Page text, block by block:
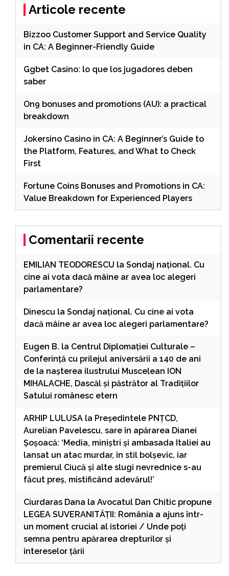
Articole recente
Bizzoo Customer Support and Service Quality
in CA: A Beginner-Friendly Guide
Ggbet Casino: lo que los jugadores deben
saber
On9 bonuses and promotions (AU): a practical
breakdown
Jokersino Casino in CA: A Beginner’s Guide to
the Platform, Features, and What to Check
First
Fortune Coins Bonuses and Promotions in CA:
Value Breakdown for Experienced Players
Comentarii recente
EMILIAN TEODORESCU la Sondaj național. Cu
cine ai vota dacă mâine ar avea loc alegeri
parlamentare?
Dinescu la Sondaj național. Cu cine ai vota
dacă mâine ar avea loc alegeri parlamentare?
Eugen B. la Centrul Diplomației Culturale –
Conferință cu prilejul aniversării a 140 de ani
de la nașterea ilustrului Muscelean ION
MIHALACHE, Dascăl și păstrător al Tradițiilor
Satului românesc etern
ARHIP LULUSA la Președintele PNȚCD,
Aurelian Pavelescu, sare în apărarea Dianei
Șoșoacă: ‘Media, miniștri și ambasada Italiei au
lansat un atac murdar, în stil bolșevic, iar
premierul Ciucă și alte slugi nevrednice s-au
făcut preș, mistificând adevărul!’
Ciurdaras Dana la Avocatul Dan Chitic propune
LEGEA SUVERANITĂȚII: România a ajuns într-
un moment crucial al istoriei / Unde poți
semna pentru apărarea drepturilor și
intereselor țării